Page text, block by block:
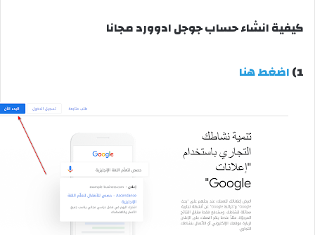
كيفية انشاء حساب جوجل ادوورد مجانا
1) اضغط هنا